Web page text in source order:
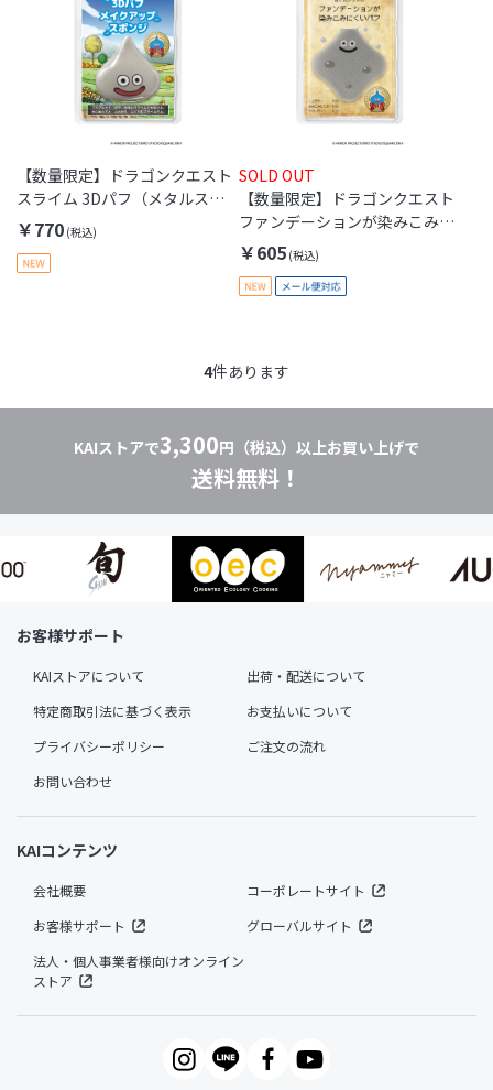
【数量限定】ドラゴンクエスト
スライム 3Dパフ（メタルスラ
イム）
￥770
SOLD OUT
【数量限定】ドラゴンクエスト
ファンデーションが染みこみに
くいパフ（はぐれメタル）[M便
1/1]
￥605
4件あります
KAIストアで3,300円（税込）以上お買い上げで
送料無料！
お客様サポート
KAIストアについて
出荷・配送について
特定商取引法に基づく表示
お支払いについて
プライバシーポリシー
ご注文の流れ
お問い合わせ
KAIコンテンツ
会社概要
コーポレートサイト
お客様サポート
グローバルサイト
法人・個人事業者様向けオンライン
ストア